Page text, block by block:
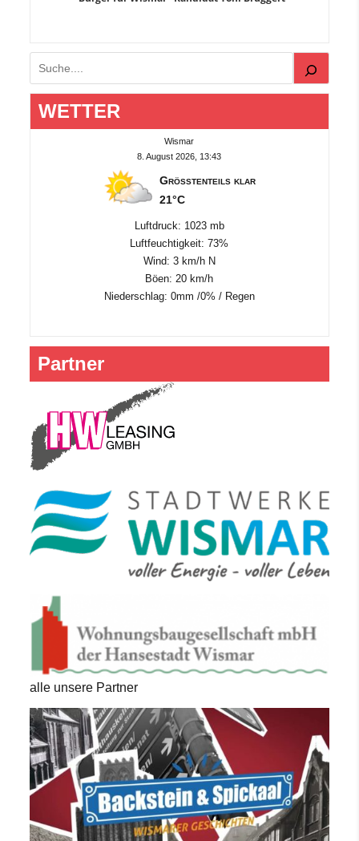
Suchen
WETTER
Wismar
8. August 2026, 13:43
Größtenteils klar
21°C
Luftdruck: 1023 mb
Luftfeuchtigkeit: 73%
Wind: 3 km/h N
Böen: 20 km/h
Niederschlag: 0mm /0% / Regen
Partner
alle unsere Partner